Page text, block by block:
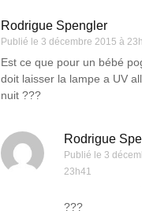
Rodrigue Spengler
Publié le 3 décembre 2015 à
Est ce que pour un bébé
doit laisser la lampe a UV
nuit ???
Rodrigue
Publié le 3
23h41
???